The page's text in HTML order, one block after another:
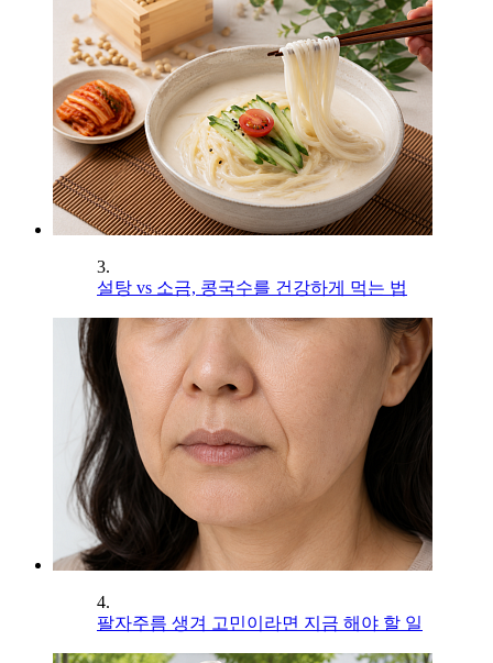
3.
설탕 vs 소금, 콩국수를 건강하게 먹는 법
4.
팔자주름 생겨 고민이라면 지금 해야 할 일